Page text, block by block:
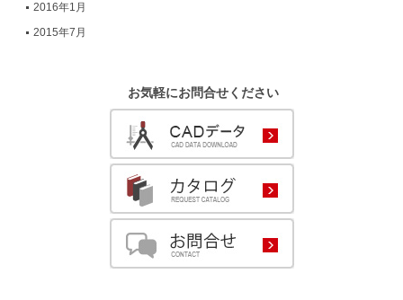
2016年1月
2015年7月
お気軽にお問合せください